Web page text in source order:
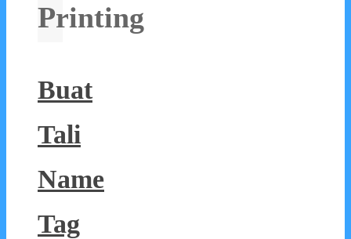
Printing
Buat
Tali
Name
Tag